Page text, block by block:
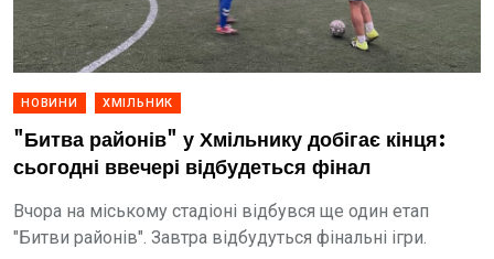
НОВИНИ ХМІЛЬНИК
"Битва районів" у Хмільнику добігає кінця:
сьогодні ввечері відбудеться фінал
Вчора на міському стадіоні відбувся ще один етап
"Битви районів". Завтра відбудуться фінальні ігри.